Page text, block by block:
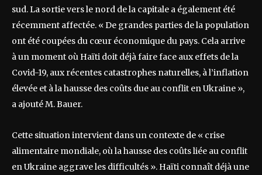
sud. La sortie vers le nord de la capitale a également été
récemment affectée. « De grandes parties de la population
ont été coupées du cœur économique du pays. Cela arrive
à un moment où Haïti doit déjà faire face aux effets de la
Covid-19, aux récentes catastrophes naturelles, à l’inflation
élevée et à la hausse des coûts due au conflit en Ukraine »,
a ajouté M. Bauer.
Cette situation intervient dans un contexte de « crise
alimentaire mondiale, où la hausse des coûts liée au conflit
en Ukraine aggrave les difficultés ». Haïti connaît déjà une